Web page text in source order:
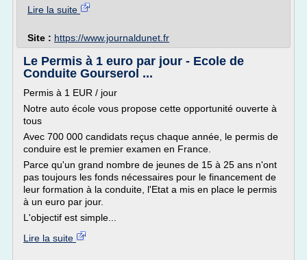
Lire la suite
Site : https://www.journaldunet.fr
Le Permis à 1 euro par jour - Ecole de
Conduite Gourserol ...
Permis à 1 EUR / jour
Notre auto école vous propose cette opportunité ouverte à
tous
Avec 700 000 candidats reçus chaque année, le permis de
conduire est le premier examen en France.
Parce qu'un grand nombre de jeunes de 15 à 25 ans n'ont
pas toujours les fonds nécessaires pour le financement de
leur formation à la conduite, l'Etat a mis en place le permis
à un euro par jour.
L'objectif est simple...
Lire la suite